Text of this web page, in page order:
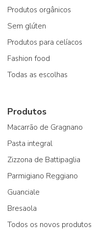
Produtos orgânicos
Sem glúten
Produtos para celíacos
Fashion food
Todas as escolhas
Produtos
Macarrão de Gragnano
Pasta integral
Zizzona de Battipaglia
Parmigiano Reggiano
Guanciale
Bresaola
Todos os novos produtos